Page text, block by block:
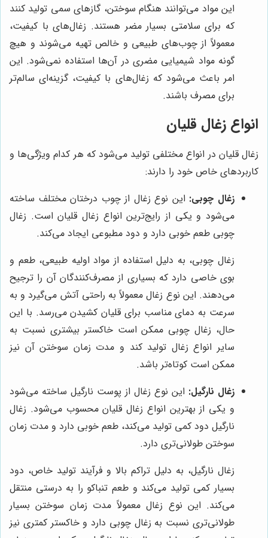
این مواد می‌توانند هنگام سوختن، گازهای سمی تولید کنند
که برای سلامتی بسیار مضر هستند. زغال‌های با کیفیت،
معمولاً از چوب‌های طبیعی و خالص تهیه می‌شوند و هیچ
گونه مواد شیمیایی مضری در آن‌ها استفاده نمی‌شود. این
امر باعث می‌شود که زغال‌های با کیفیت، گزینه‌ای سالم‌تر
برای مصرف باشند.
انواع زغال قلیان
زغال قلیان در انواع مختلفی تولید می‌شود که هر کدام ویژگی‌ها و
کاربردهای خاص خود را دارند:
زغال چوبی: این نوع زغال از چوب درختان مختلف ساخته
می‌شود و یکی از رایج‌ترین انواع زغال قلیان است. زغال
چوبی طعم خوبی دارد و دود مطبوعی ایجاد می‌کند.
زغال چوبی، به دلیل استفاده از مواد اولیه طبیعی، طعم و
بوی خاصی دارد که بسیاری از مصرف‌کنندگان آن را ترجیح
می‌دهند. این نوع زغال معمولاً به راحتی آتش می‌گیرد و به
سرعت به دمای مناسب برای قلیان کشیدن می‌رسد. با این
حال، زغال چوبی ممکن است خاکستر بیشتری نسبت به
سایر انواع زغال تولید کند و مدت زمان سوختن آن نیز
ممکن است کوتاه‌تر باشد.
زغال نارگیل: این نوع زغال از پوست نارگیل ساخته می‌شود
و یکی از بهترین انواع زغال قلیان محسوب می‌شود. زغال
نارگیل دود کمی تولید می‌کند، طعم خوبی دارد و مدت زمان
سوختن طولانی‌تری دارد.
زغال نارگیل، به دلیل تراکم بالا و فرآیند تولید خاص، دود
بسیار کمی تولید می‌کند و طعم تنباکو را به درستی منتقل
می‌کند. این نوع زغال معمولاً مدت زمان سوختن بسیار
طولانی‌تری نسبت به زغال چوبی دارد و خاکستر کمتری نیز